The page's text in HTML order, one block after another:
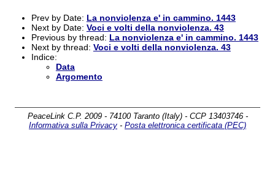
Prev by Date: La nonviolenza e' in cammino. 1443
Next by Date: Voci e volti della nonviolenza. 43
Previous by thread: La nonviolenza e' in cammino. 1443
Next by thread: Voci e volti della nonviolenza. 43
Indice:
Data
Argomento
PeaceLink C.P. 2009 - 74100 Taranto (Italy) - CCP 13403746 -
Informativa sulla Privacy - Posta elettronica certificata (PEC)